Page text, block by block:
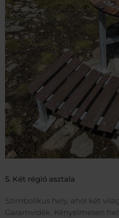
5. Két régió asztala
Szimbolikus hely, ahol két
Garamvidék. Kényelmesen